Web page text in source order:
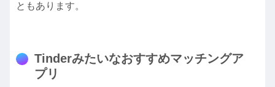
ともあります。
Tinderみたいなおすすめマッチングア
プリ